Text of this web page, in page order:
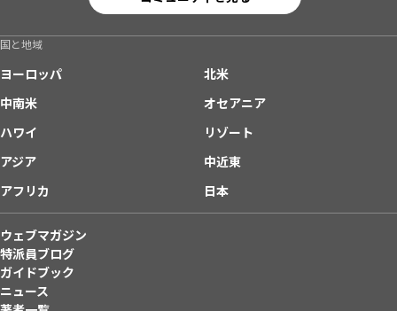
国と地域
ヨーロッパ
北米
中南米
オセアニア
ハワイ
リゾート
アジア
中近東
アフリカ
日本
ウェブマガジン
特派員ブログ
ガイドブック
ニュース